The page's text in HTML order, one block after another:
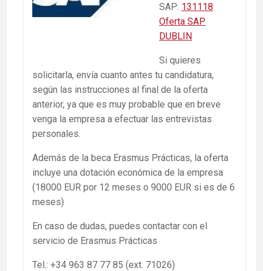
SAP: 131118
Oferta SAP
DUBLIN
Si quieres
solicitarla, envía cuanto antes tu candidatura,
según las instrucciones al final de la oferta
anterior, ya que es muy probable que en breve
venga la empresa a efectuar las entrevistas
personales.
Además de la beca Erasmus Prácticas, la oferta
incluye una dotación económica de la empresa
(18000 EUR por 12 meses o 9000 EUR si es de 6
meses)
En caso de dudas, puedes contactar con el
servicio de Erasmus Prácticas
Tel.: +34 963 87 77 85 (ext. 71026)